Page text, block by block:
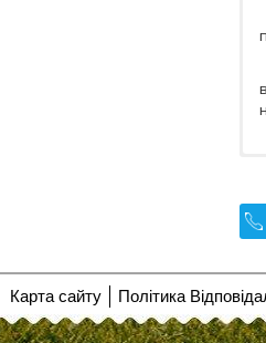
Карта сайту Політика